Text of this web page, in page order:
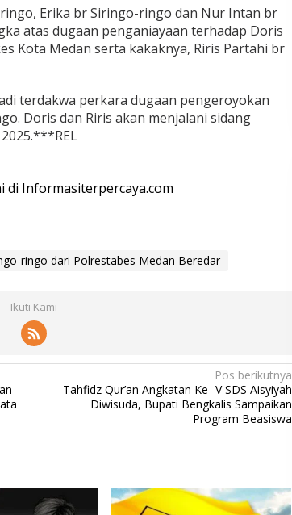
Erika br Siringo-ringo dan Nur Intan br
atas dugaan penganiayaan terhadap Doris
Kota Medan serta kakaknya, Riris Partahi br
terdakwa perkara dugaan pengeroyokan
Doris dan Riris akan menjalani sidang
di Informasiterpercaya.com
ringo dari Polrestabes Medan Beredar
Ikuti Kami
Pos berikutnya
Tahfidz Qur’an Angkatan Ke- V SDS Aisyiyah
Diwisuda, Bupati Bengkalis Sampaikan
Program Beasiswa